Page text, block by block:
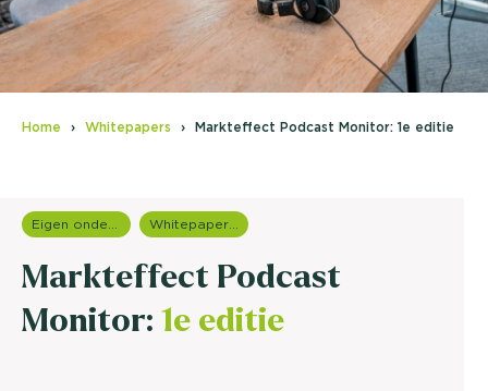
Home Whitepapers Markteffect Podcast Monitor: 1e editie
Eigen onderzoeken Whitepapers overzicht
Markteffect Podcast
Monitor: 1e editie